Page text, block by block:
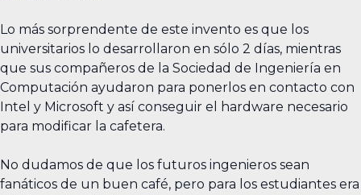
Lo más sorprendente de este invento es que los
universitarios lo desarrollaron en sólo 2 días, mientras
que sus compañeros de la Sociedad de Ingeniería en
Computación ayudaron para ponerlos en contacto con
Intel y Microsoft y así conseguir el hardware necesario
para modificar la cafetera.
No dudamos de que los futuros ingenieros sean
fanáticos de un buen café, pero para los estudiantes era